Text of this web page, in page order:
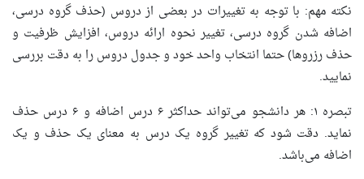
نکته مهم: با توجه به تغییرات در بعضی از دروس (حذف گروه درسی،
اضافه شدن گروه درسی، تغییر نحوه ارائه دروس، افزایش ظرفیت و
حذف رزروها) حتما انتخاب واحد خود و جدول دروس را به دقت بررسی
نمایید.
تبصره ۱: هر دانشجو می‌تواند حداکثر ۶ درس اضافه و ۶ درس حذف
نماید. دقت شود که تغییر گروه یک درس به معنای یک حذف و یک
اضافه می‌باشد.